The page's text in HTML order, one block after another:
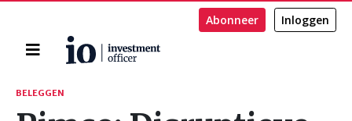
Home
Abonneer Inloggen
Zoeken
BELEGGEN